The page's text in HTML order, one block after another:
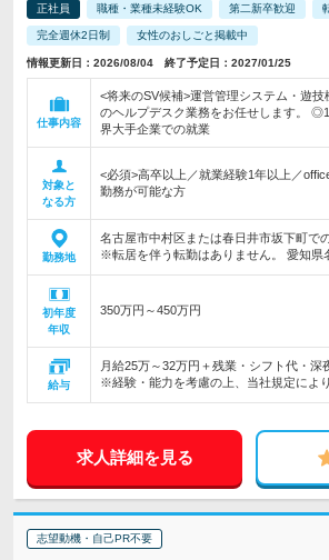
正社員 職種・業種未経験OK 第二新卒歓迎
完全週休2日制 女性のおしごと掲載中
情報更新日：2026/08/04 終了予定日：2027/01/25
仕事内容
<将来のSV候補>運営管理システム・遊技
のヘルプデスク業務をお任せします。
界大手企業での就業
対象と
なる方
<必須>高卒以上／就業経験1年以上／
勤務が可能な方
勤務地
名古屋市中村区または春日井市坂下町で
※転居を伴う転勤はありません。 愛知県
初年度
年収
350万円～450万円
給与
月給25万～32万円＋残業・シフト代・深
※経験・能力を考慮の上、当社規定によ
求人詳細を見る
志望動機・自己PR不要